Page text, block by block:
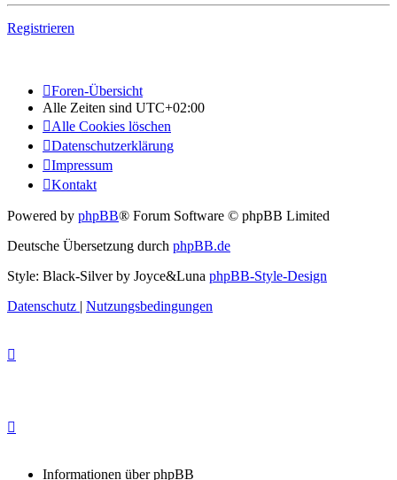
Registrieren
Foren-Übersicht
Alle Zeiten sind UTC+02:00
Alle Cookies löschen
Datenschutzerklärung
Impressum
Kontakt
Powered by phpBB® Forum Software © phpBB Limited
Deutsche Übersetzung durch phpBB.de
Style: Black-Silver by Joyce&Luna phpBB-Style-Design
Datenschutz | Nutzungsbedingungen
Informationen über phpBB